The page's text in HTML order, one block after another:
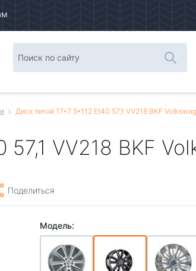
Диск литой 17*7 5*112 Et40 57,1 VV218 BKF
VV218 BKF
Поделиться
Модель: